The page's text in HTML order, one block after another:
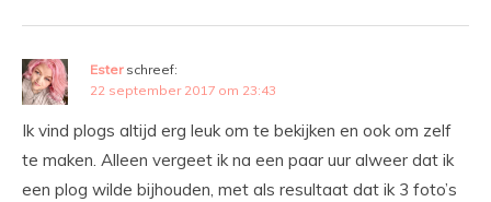
Ester schreef:
22 september 2017 om 23:43
Ik vind plogs altijd erg leuk om te bekijken en ook om zelf
te maken. Alleen vergeet ik na een paar uur alweer dat ik
een plog wilde bijhouden, met als resultaat dat ik 3 foto’s